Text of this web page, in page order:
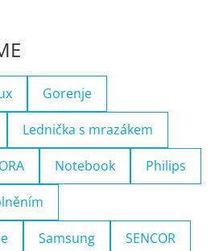
Gorenje
Lednička s mrazákem
Notebook Philips
Samsung SENCOR